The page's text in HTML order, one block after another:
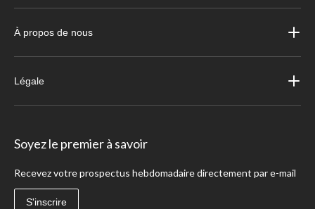
À propos de nous
Légale
Soyez le premier à savoir
Recevez votre prospectus hebdomadaire directement par e-mail
S'inscrire